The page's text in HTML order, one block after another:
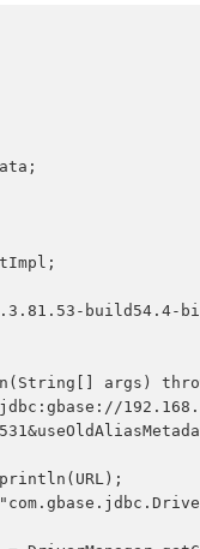
build54.4-